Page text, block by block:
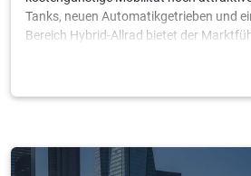
Tanks, neuen Automatikgetrieben und
Bereich Hybrid-Allrad bietet der